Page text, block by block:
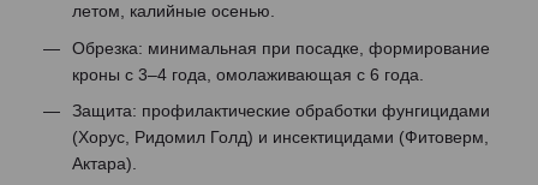
летом, калийные осенью.
Обрезка: минимальная при посадке, формирование
кроны с 3–4 года, омолаживающая с 6 года.
Защита: профилактические обработки фунгицидами
(Хорус, Ридомил Голд) и инсектицидами (Фитоверм,
Актара).